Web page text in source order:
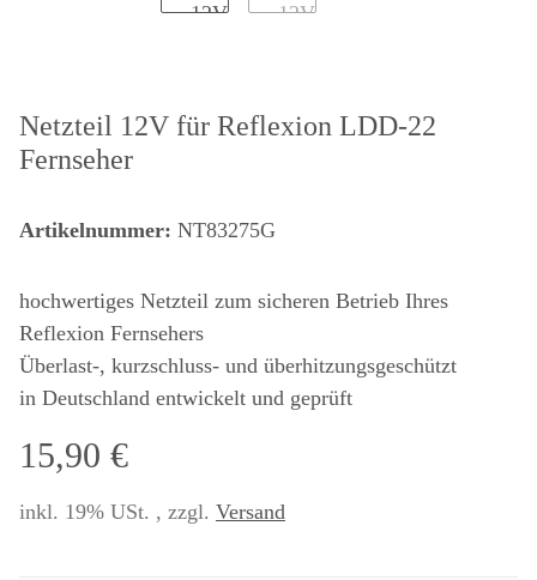
Netzteil 12V für Reflexion LDD-22
Fernseher
Artikelnummer: NT83275G
hochwertiges Netzteil zum sicheren Betrieb Ihres
Reflexion Fernsehers
Überlast-, kurzschluss- und überhitzungsgeschützt
in Deutschland entwickelt und geprüft
15,90 €
inkl. 19% USt. , zzgl. Versand